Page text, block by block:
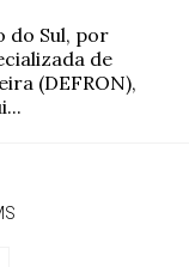
do Sul, por
de
(DEFRON),